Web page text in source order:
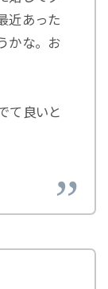
近あった
かな。お
て良いと